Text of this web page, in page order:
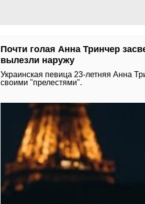
Почти голая Анна Тринчер
вылезли наружу
Украинская певица 23-летняя Анна
своими "прелестями".